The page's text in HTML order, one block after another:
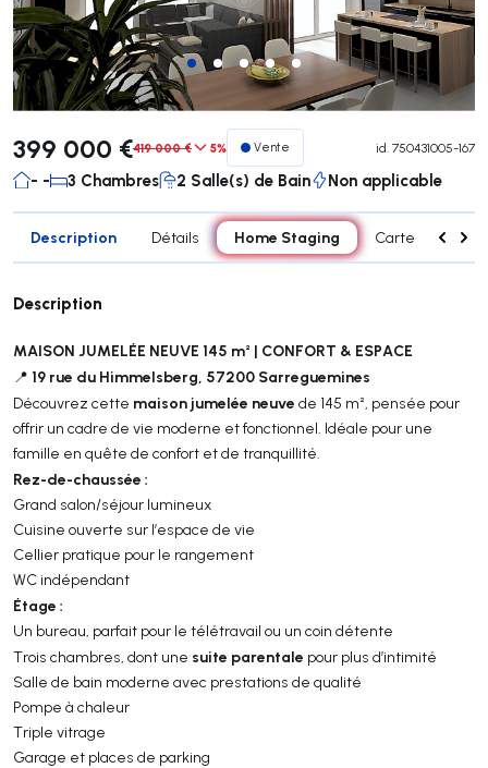
399 000 €419 000 € 5% Vente id. 750431005-167
- - 3 Chambres 2 Salle(s) de Bain Non applicable
Description Détails Home Staging Carte
Description
MAISON JUMELÉE NEUVE 145 m² | CONFORT & ESPACE
📍 19 rue du Himmelsberg, 57200 Sarreguemines
Découvrez cette maison jumelée neuve de 145 m², pensée pour
offrir un cadre de vie moderne et fonctionnel. Idéale pour une
famille en quête de confort et de tranquillité.
Rez-de-chaussée :
Grand salon/séjour lumineux
Cuisine ouverte sur l’espace de vie
Cellier pratique pour le rangement
WC indépendant
Étage :
Un bureau, parfait pour le télétravail ou un coin détente
Trois chambres, dont une suite parentale pour plus d’intimité
Salle de bain moderne avec prestations de qualité
Pompe à chaleur
Triple vitrage
Garage et places de parking